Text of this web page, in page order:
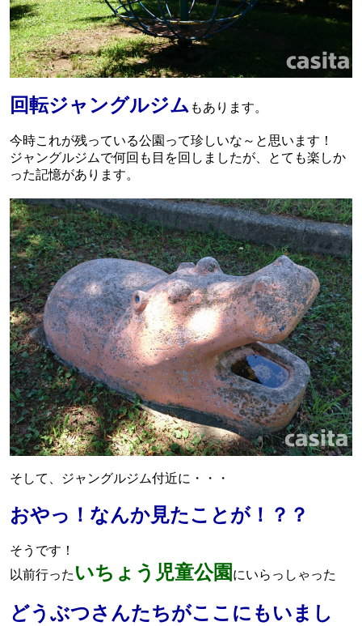
回転ジャングルジム もあります。
今時これが残っている公園って珍しいな～と思います！
ジャングルジムで何回も目を回しましたが、とても楽しか
った記憶があります。
そして、ジャングルジム付近に・・・
おやっ！なんか見たことが！？？
そうです！
以前行った いちょう児童公園 にいらっしゃった
どうぶつさんたちがここにもいまし